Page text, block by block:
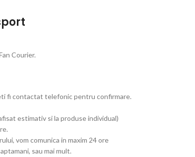
Courier.
fi contactat telefonic pentru confirmare.
estimativ si la produse individual)
vom comunica in maxim 24 ore
sau mai mult.